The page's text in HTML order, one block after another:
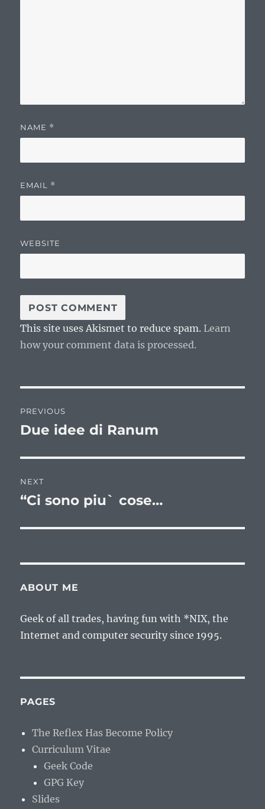
NAME *
EMAIL *
WEBSITE
This site uses Akismet to reduce spam. Learn
how your comment data is processed.
navigation
PREVIOUS
Previous
Due idee di Ranum
NEXT
Next
“Ci sono piu` cose…
ABOUT ME
Geek of all trades, having fun with *NIX, the
Internet and computer security since 1995.
PAGES
The Reflex Has Become Policy
Curriculum Vitae
Geek Code
GPG Key
Slides